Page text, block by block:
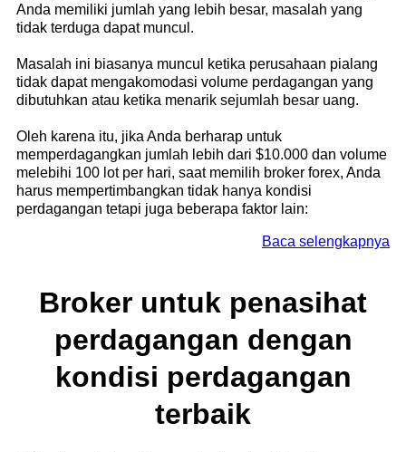
Anda memiliki jumlah yang lebih besar, masalah yang
tidak terduga dapat muncul.
Masalah ini biasanya muncul ketika perusahaan pialang
tidak dapat mengakomodasi volume perdagangan yang
dibutuhkan atau ketika menarik sejumlah besar uang.
Oleh karena itu, jika Anda berharap untuk
memperdagangkan jumlah lebih dari $10.000 dan volume
melebihi 100 lot per hari, saat memilih broker forex, Anda
harus mempertimbangkan tidak hanya kondisi
perdagangan tetapi juga beberapa faktor lain:
Baca selengkapnya
Broker untuk penasihat
perdagangan dengan
kondisi perdagangan
terbaik